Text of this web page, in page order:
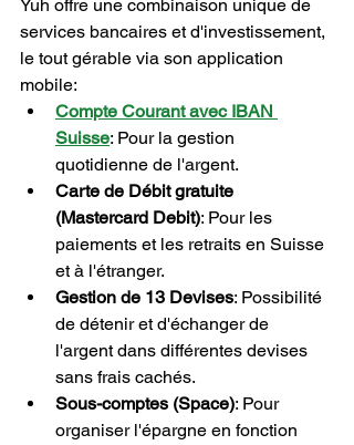
Yuh offre une combinaison unique de
services bancaires et d'investissement,
le tout gérable via son application
mobile:
Compte Courant avec IBAN
Suisse: Pour la gestion
quotidienne de l'argent.
Carte de Débit gratuite
(Mastercard Debit): Pour les
paiements et les retraits en Suisse
et à l'étranger.
Gestion de 13 Devises: Possibilité
de détenir et d'échanger de
l'argent dans différentes devises
sans frais cachés.
Sous-comptes (Space): Pour
organiser l'épargne en fonction